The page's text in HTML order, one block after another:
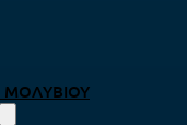
ΜΟΛΥΒΙΟΎ